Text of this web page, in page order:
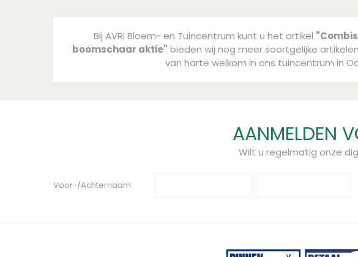
Bij AVRI Bloem- en Tuincentrum kunt u het artikel
boomschaar aktie" bieden wij nog meer soortgelijke
van harte welkom in ons tuincentrum in
AANMELDEN
Wilt u regelmatig onze
Voor-/Achternaam: